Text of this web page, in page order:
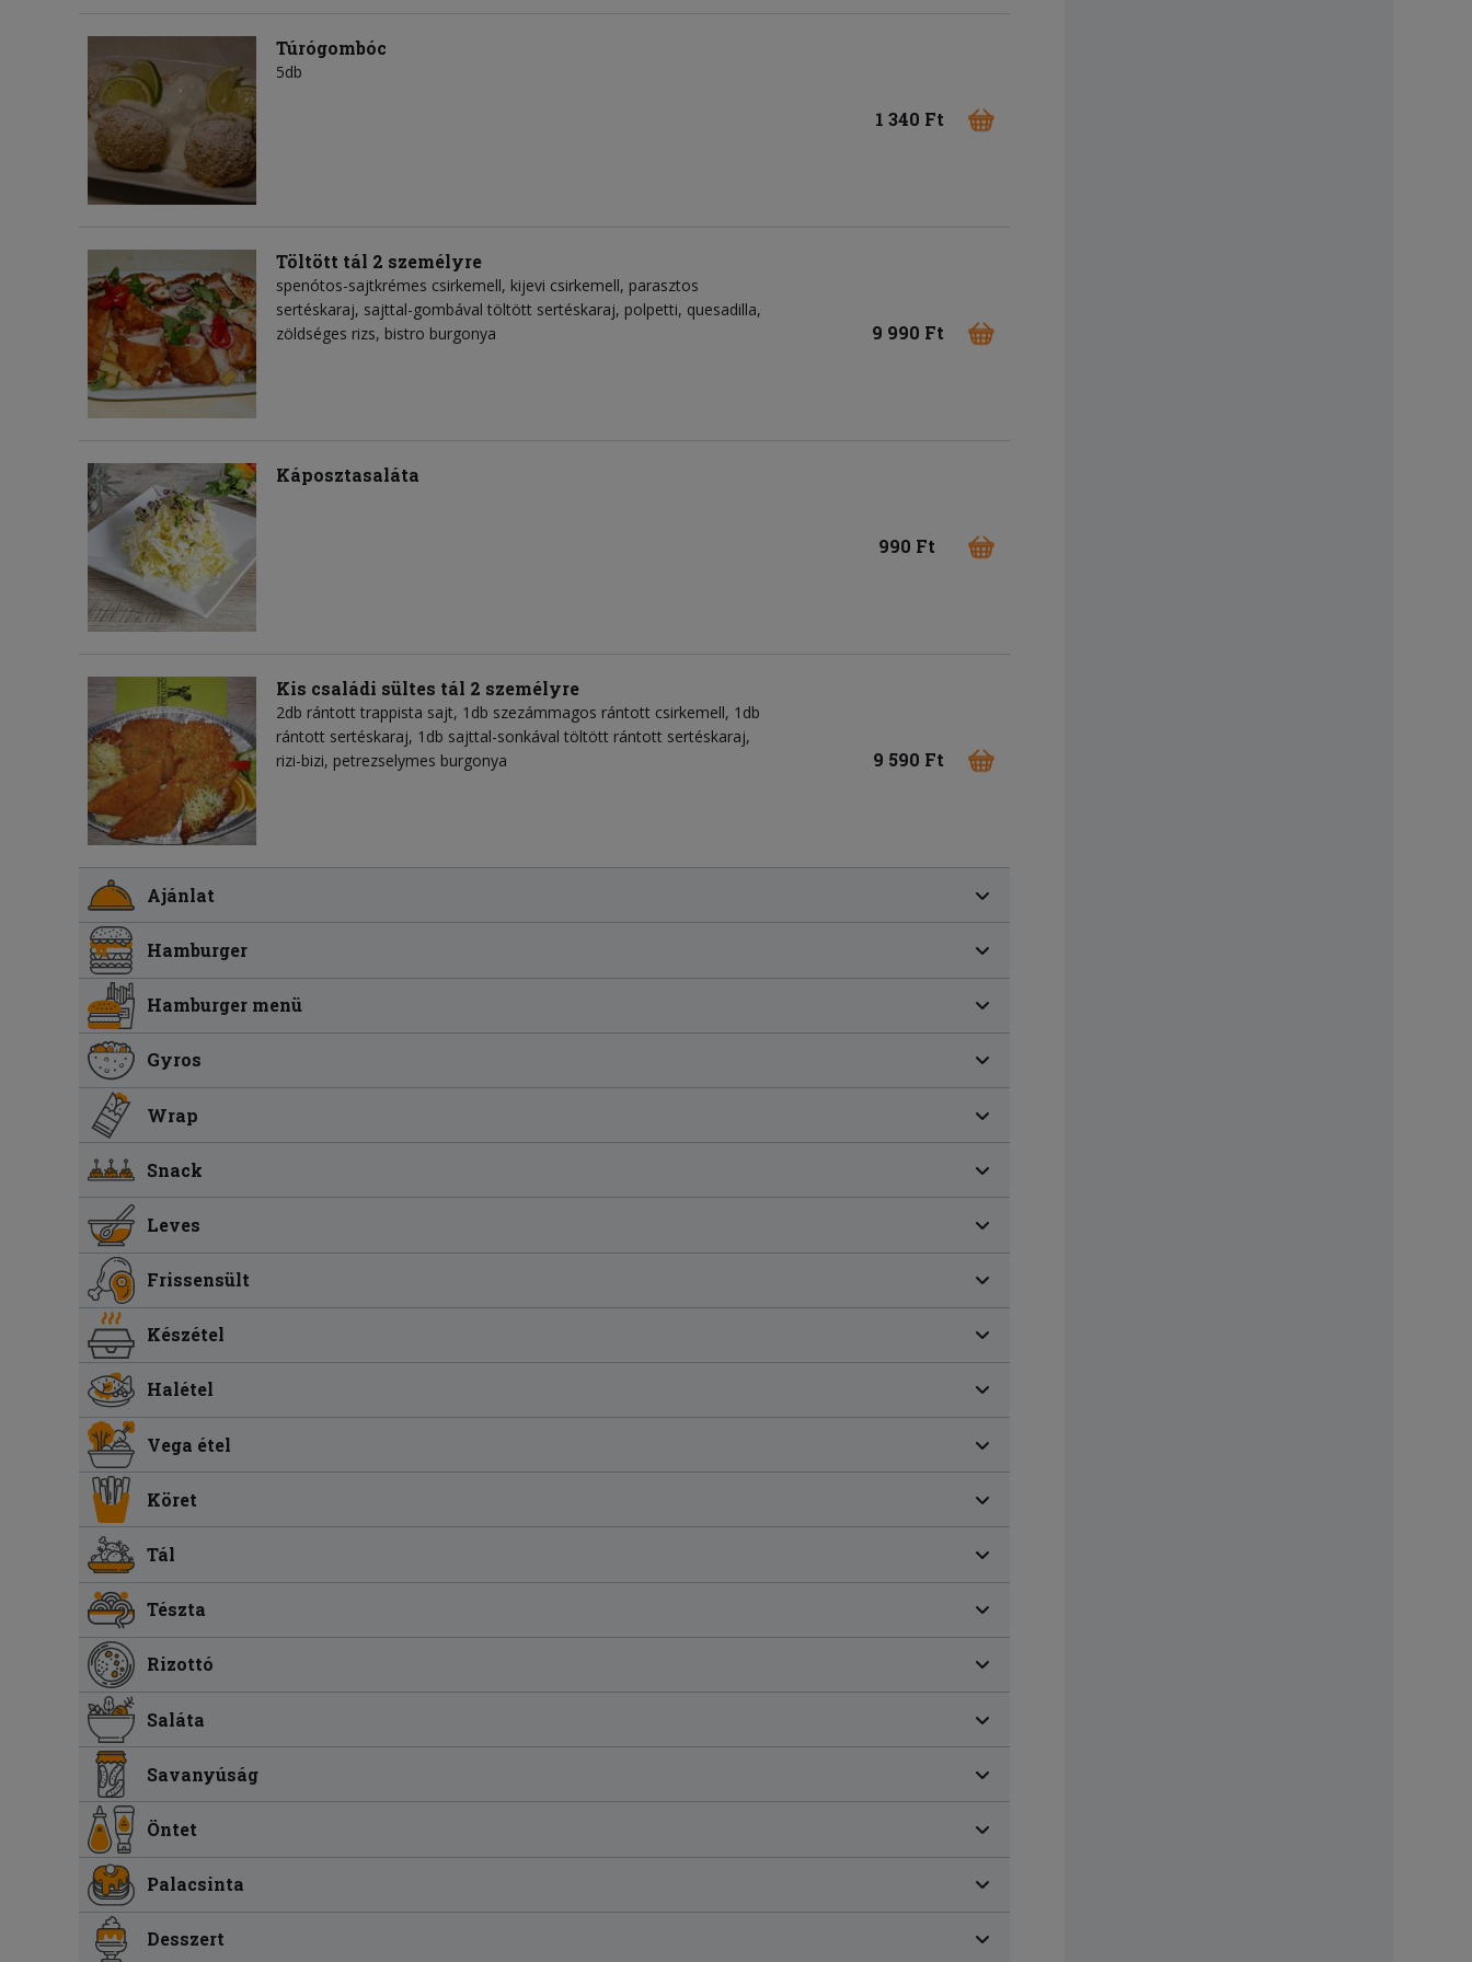
Túrógombóc
5db
1 340 Ft
Töltött tál 2 személyre
spenótos-sajtkrémes csirkemell, kijevi csirkemell, parasztos
sertéskaraj, sajttal-gombával töltött sertéskaraj, polpetti, quesadilla,
zöldséges rizs, bistro burgonya
9 990 Ft
Káposztasaláta
990 Ft
Kis családi sültes tál 2 személyre
2db rántott trappista sajt, 1db szezámmagos rántott csirkemell, 1db
rántott sertéskaraj, 1db sajttal-sonkával töltött rántott sertéskaraj,
rizi-bizi, petrezselymes burgonya
9 590 Ft
Ajánlat
Hamburger
Hamburger menü
Gyros
Wrap
Snack
Leves
Frissensült
Készétel
Halétel
Vega étel
Köret
Tál
Tészta
Rizottó
Saláta
Savanyúság
Öntet
Palacsinta
Desszert